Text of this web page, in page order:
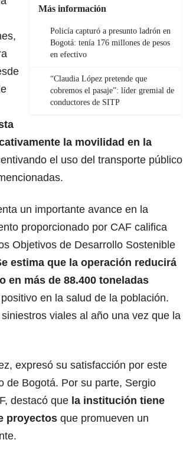
Más información
Policía capturó a presunto ladrón en
Bogotá: tenía 176 millones de pesos
en efectivo
“Claudia López pretende que
cobremos el pasaje”: líder gremial de
conductores de SITP
la movilidad en la
el uso del transporte público
un importante avance en la
proporcionado por CAF califica
Objetivos de Desarrollo Sostenible
estima que la operación reducirá
en más de 88.400 toneladas
en la salud de la población.
viales al año una vez que la
expresó su satisfacción por este
de Bogotá. Por su parte, Sergio
destacó que la institución tiene
proyectos que promueven un